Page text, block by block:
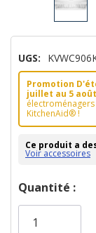
UGS:
Promotion
juillet au 5 août
KitchenAid® !
Ce produit a
Voir accessoires
Dépêchez-
vous!
Quantité :